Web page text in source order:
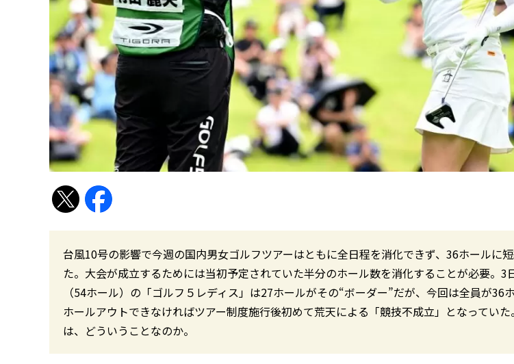
台風10号の影響で今週の国内男女ゴルフツアーはともに全日程を消化できず、36ホールに
た。大会が成立するためには当初予定されていた半分のホール数を消化することが必要。3
（54ホール）の「ゴルフ５レディス」は27ホールがその“ボーダー”だが、今回は全員が36
ホールアウトできなければツアー制度施行後初めて荒天による「競技不成立」となってい
は、どういうことなのか。